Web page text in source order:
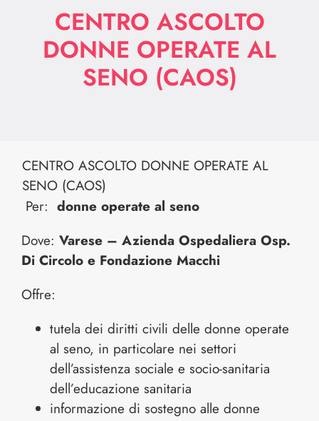
CENTRO ASCOLTO
DONNE OPERATE AL
SENO (CAOS)
CENTRO ASCOLTO DONNE OPERATE AL
SENO (CAOS)
Per: donne operate al seno
Dove: Varese – Azienda Ospedaliera Osp.
Di Circolo e Fondazione Macchi
Offre:
tutela dei diritti civili delle donne operate
al seno, in particolare nei settori
dell’assistenza sociale e socio-sanitaria
dell’educazione sanitaria
informazione di sostegno alle donne